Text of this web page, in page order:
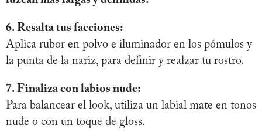
6. Resalta tus facciones:
Aplica rubor en polvo e iluminador en los pómulos y
la punta de la nariz, para definir y realzar tu rostro.
7. Finaliza con labios nude:
Para balancear el look, utiliza un labial mate en tonos
nude o con un toque de gloss.